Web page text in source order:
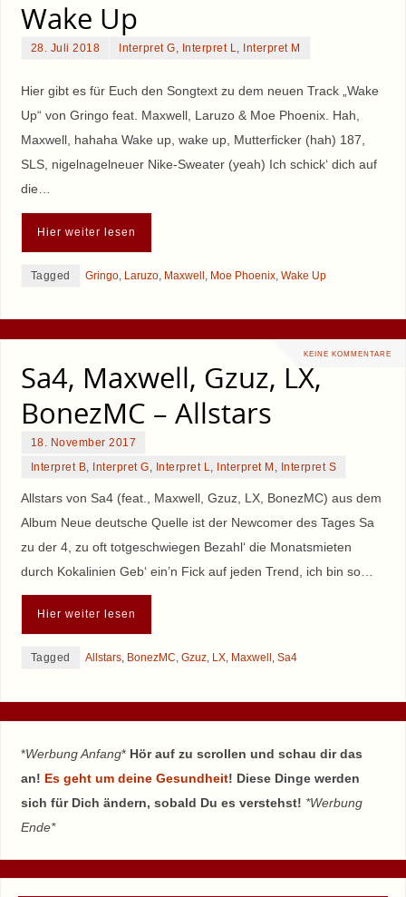
Wake Up
28. Juli 2018 Interpret G, Interpret L, Interpret M
Hier gibt es für Euch den Songtext zu dem neuen Track „Wake
Up“ von Gringo feat. Maxwell, Laruzo & Moe Phoenix. Hah,
Maxwell, hahaha Wake up, wake up, Mutterficker (hah) 187,
SLS, nigelnagelneuer Nike-Sweater (yeah) Ich schick‘ dich auf
die…
Hier weiter lesen
Tagged Gringo, Laruzo, Maxwell Moe Phoenix, Wake Up
KEINE KOMMENTARE
Sa4, Maxwell, Gzuz, LX,
BonezMC – Allstars
18. November 2017
Interpret B Interpret G Interpret L Interpret M Interpret S
Allstars von Sa4 (feat., Maxwell, Gzuz, LX, BonezMC) aus dem
Album Neue deutsche Quelle ist der Newcomer des Tages Sa
zu der 4, zu oft totgeschwiegen Bezahl‘ die Monatsmieten
durch Kokalinien Geb‘ ein’n Fick auf jeden Trend, ich bin so…
Hier weiter lesen
Tagged Allstars, BonezMC, Gzuz, LX, Maxwell , Sa4
*Werbung Anfang* Hör auf zu scrollen und schau dir das
an! Es geht um deine Gesundheit! Diese Dinge werden
sich für Dich ändern, sobald Du es verstehst! *Werbung
Ende*